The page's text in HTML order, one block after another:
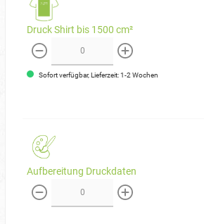
Druck Shirt bis 1500 cm²
weniger mehr
Sofort verfügbar, Lieferzeit: 1-2 Wochen
Aufbereitung Druckdaten
weniger mehr